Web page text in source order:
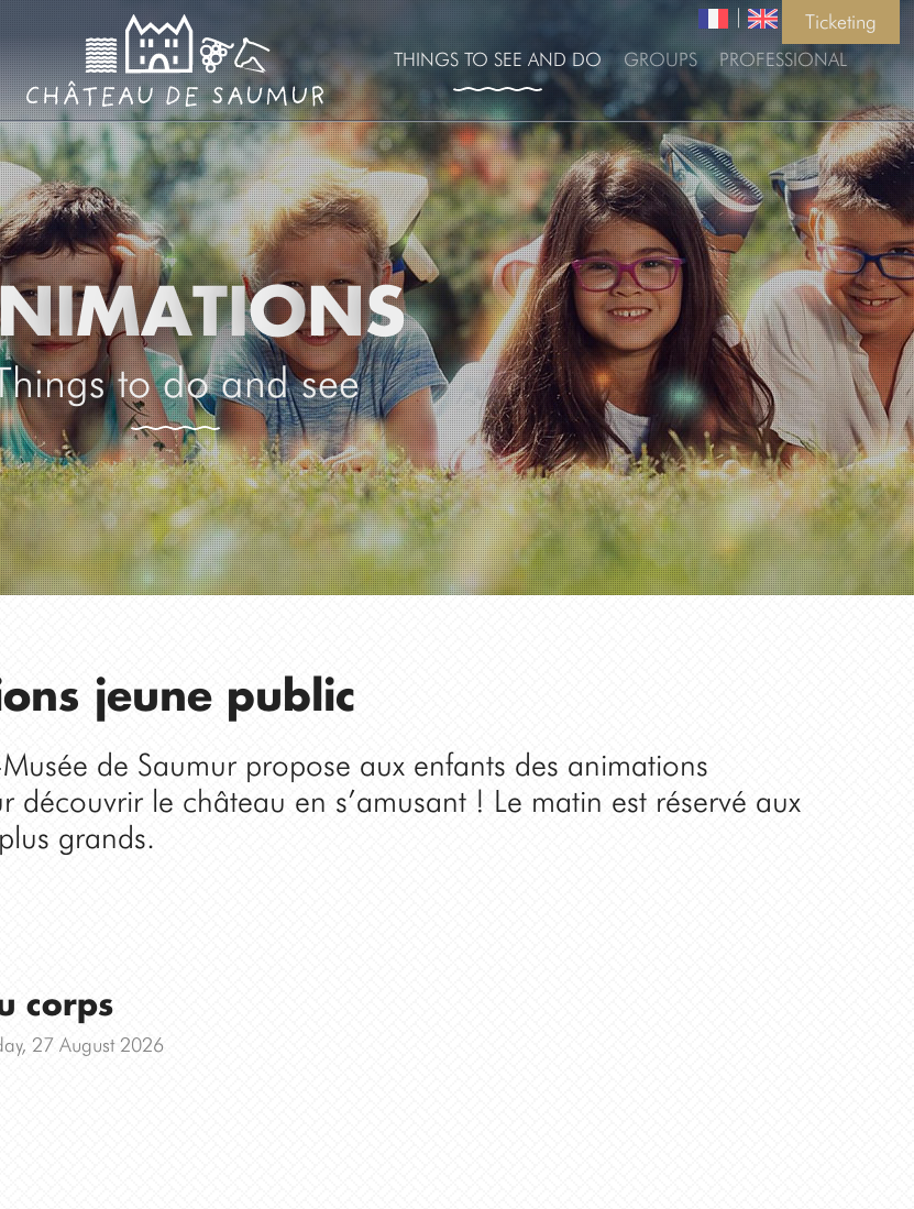
THINGS TO SEE AND DO GROUPS PROFESSIONAL
| Ticketing
IMATIONS
to do and see
jeune public
de Saumur propose aux enfants des animations
découvrir le château en s’amusant ! Le matin est réservé aux
grands.
corps
27 August 2026